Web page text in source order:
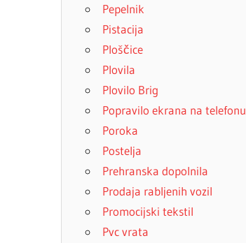
Pepelnik
Pistacija
Ploščice
Plovila
Plovilo Brig
Popravilo ekrana na telefonu
Poroka
Postelja
Prehranska dopolnila
Prodaja rabljenih vozil
Promocijski tekstil
Pvc vrata